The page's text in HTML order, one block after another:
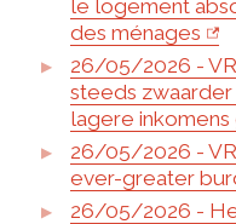
le logement
des ménages
26/05/2026 -
steeds
lagere
26/05/2026 -
ever-greater
26/05/2026 -